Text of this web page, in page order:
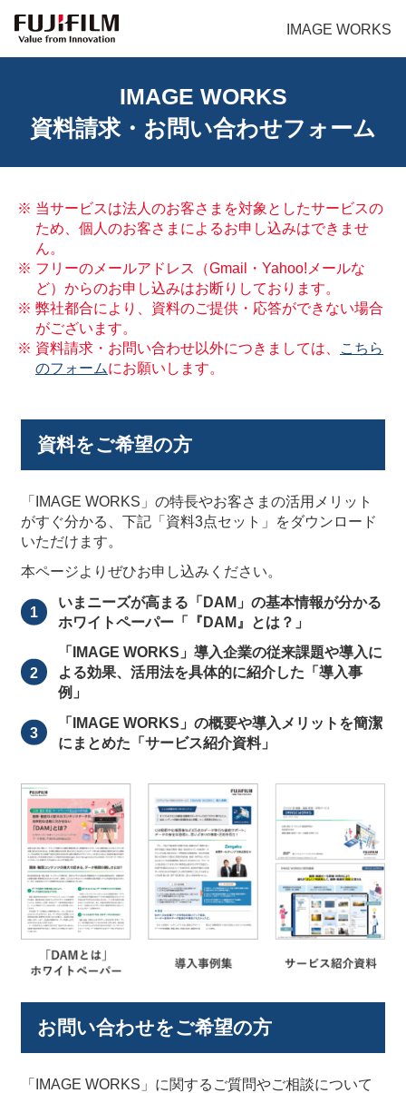
IMAGE WORKS
IMAGE WORKS
資料請求・お問い合わせフォーム
※ 当サービスは法人のお客さまを対象としたサービスの
ため、個人のお客さまによるお申し込みはできませ
ん。
※ フリーのメールアドレス（Gmail・Yahoo!メールな
ど）からのお申し込みはお断りしております。
※ 弊社都合により、資料のご提供・応答ができない場合
がございます。
※ 資料請求・お問い合わせ以外につきましては、
こちら
のフォームにお願いします。
資料をご希望の方
「IMAGE WORKS」の特長やお客さまの活用メリット
がすぐ分かる、下記「資料3点セット」をダウンロード
いただけます。
本ページよりぜひお申し込みください。
いまニーズが高まる「DAM」の基本情報が分かる
ホワイトペーパー「『DAM』とは？」
「IMAGE WORKS」導入企業の従来課題や導入に
よる効果、活用法を具体的に紹介した「導入事
例」
「IMAGE WORKS」の概要や導入メリットを簡潔
にまとめた 「サービス紹介資料」
お問い合わせをご希望の方
「IMAGE WORKS」に関するご質問やご相談について